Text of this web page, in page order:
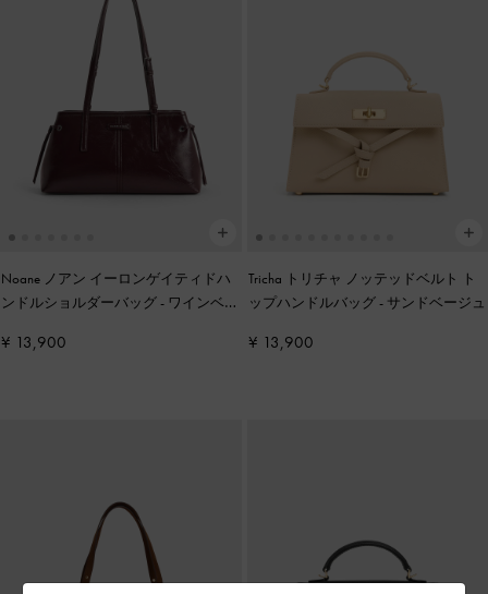
Noane ノアン イーロンゲイティドハ
ンドルショルダーバッグ- ワインベリ
¥ 13,900
Tricha トリチャ ノッテッドベルト ト
ップハンドルバッグ- サンドベージュ
¥ 13,900